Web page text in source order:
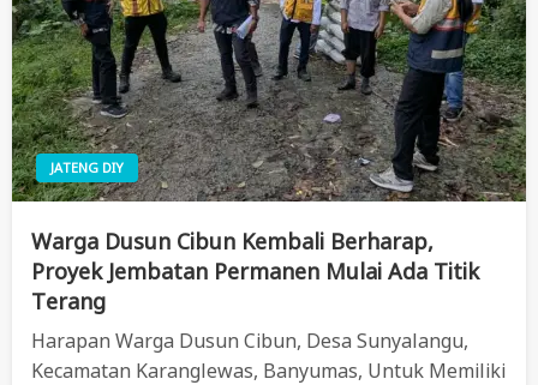
JATENG DIY
Warga Dusun Cibun Kembali Berharap,
Proyek Jembatan Permanen Mulai Ada Titik
Terang
Harapan Warga Dusun Cibun, Desa Sunyalangu,
Kecamatan Karanglewas, Banyumas, Untuk Memiliki